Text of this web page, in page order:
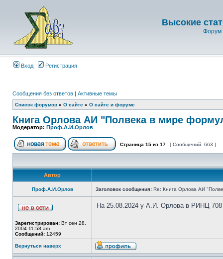
Высокие
Форум
Вход Регистрация
Сообщения без ответов | Активные темы
Список форумов » О сайте » О сайте и форуме
Книга Орлова АИ "Полвека в мире
Модератор: Проф.А.И.Орлов
Страница 15 из 17 [ Сообщений: 663 ]
Автор
Проф.А.И.Орлов Заголовок сообщения: Re: Книга Орлова АИ
Зарегистрирован: Вт сен 28,
2004 11:58 am
Сообщений: 12459
На 25.08.2024 у А.И. Орлова в РИНЦ 708
Вернуться наверх